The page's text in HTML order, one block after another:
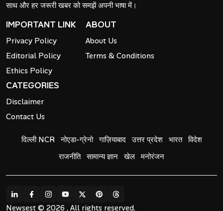
साथ और हर जरूरी खबर को समझें अपनी भाषा में।
IMPORTANT LINK
Privacy Policy
Editorial Policy
Ethics Policy
ABOUT
About Us
Terms & Conditions
CATEGORIES
Disclaimer
Contact Us
दिल्ली NCR नोएडा-ग्रेनो गाज़ियाबाद उत्तर प्रदेश भारत विदेश
राजनीति सामान्य ज्ञान खेल मनोरंजन
Newsest © 2026 , All rights reserved.